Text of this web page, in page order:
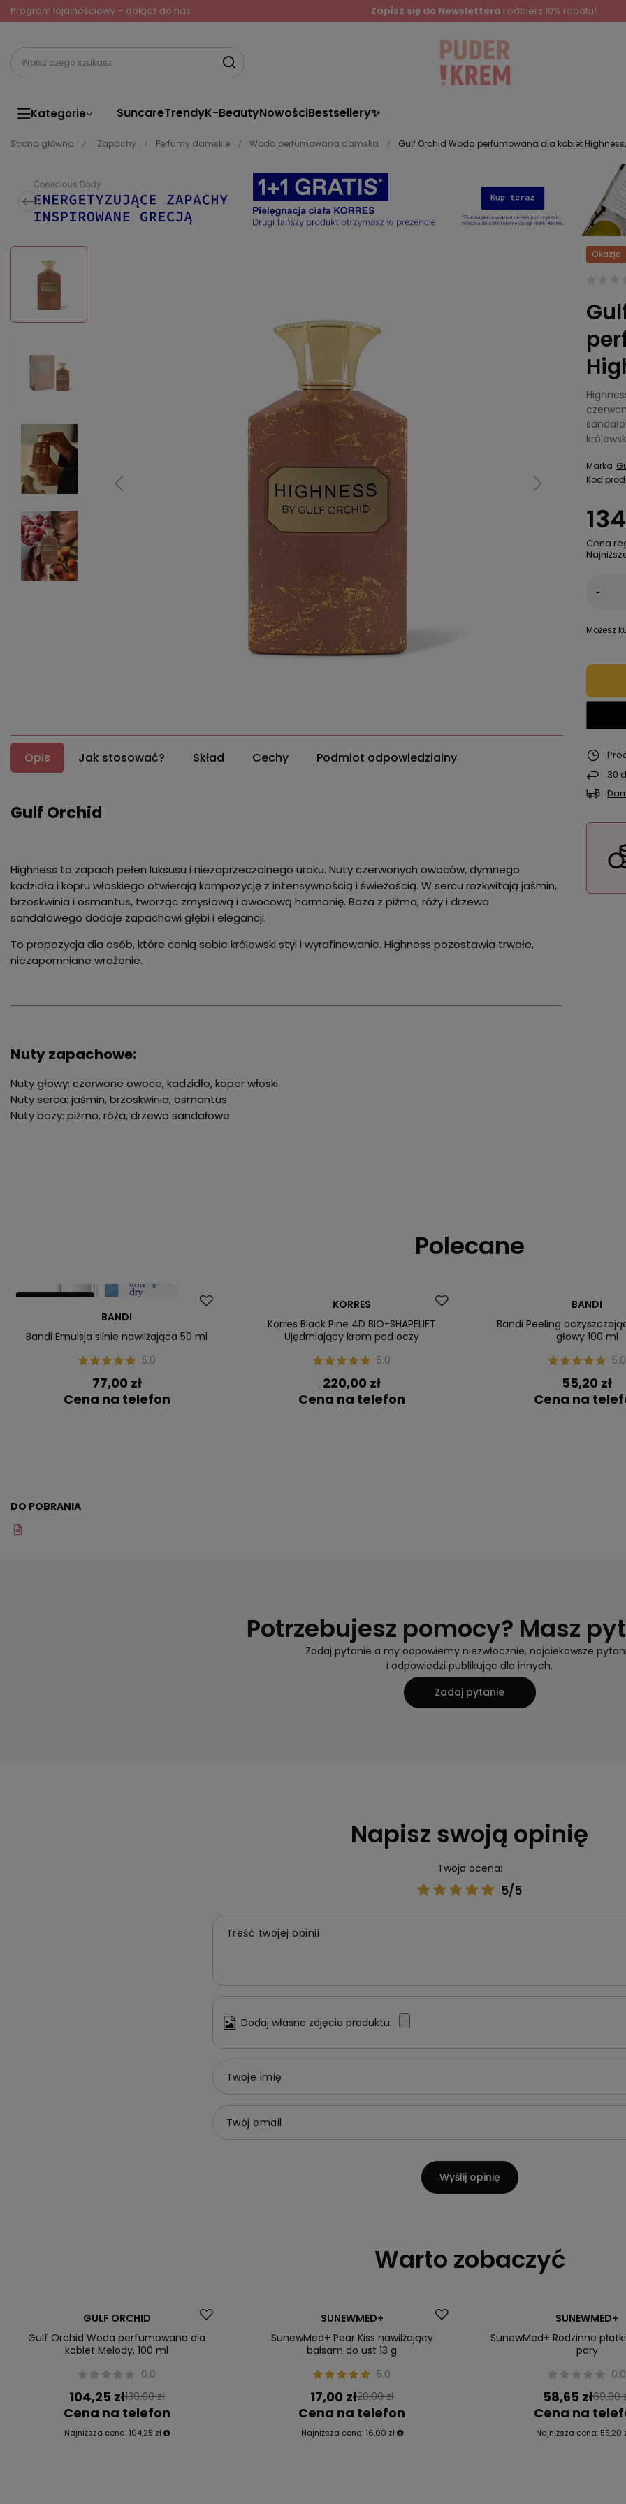
Program lojalnościowy – dołącz do nas Zapisz się do Newslettera i odbierz 10% rabatu!
Kategorie SuncareTrendyK-BeautyNowościBestsellery✨
Strona główna Zapachy Perfumy damskie Woda perfumowana damska Gulf Orchid Woda perfumowana dla kobiet Highness,
Opis Jak stosować? Skład Cechy Podmiot odpowiedzialny
Gulf Orchid
Highness to zapach pełen luksusu i niezaprzeczalnego uroku. Nuty czerwonych owoców, dymnego
kadzidła i kopru włoskiego otwierają kompozycję z intensywnością i świeżością. W sercu rozkwitają jaśmin,
brzoskwinia i osmantus, tworząc zmysłową i owocową harmonię. Baza z piżma, róży i drzewa
sandałowego dodaje zapachowi głębi i elegancji.
To propozycja dla osób, które cenią sobie królewski styl i wyrafinowanie. Highness pozostawia trwałe,
niezapomniane wrażenie.
Nuty zapachowe:
Nuty głowy: czerwone owoce, kadzidło, koper włoski.
Nuty serca: jaśmin, brzoskwinia, osmantus
Nuty bazy: piżmo, róża, drzewo sandałowe
Okazja
Marka
Kod
Cena
-
Możesz
30
Polecane
Nasz bestseller
BANDI
Bandi Emulsja silnie nawilżająca 50 ml
5.0
77,00 zł
Cena na telefon
KORRES
Korres Black Pine 4D BIO-SHAPELIFT
Ujędrniający krem pod oczy
5.0
220,00 zł
Cena na telefon
BANDI
Bandi Peeling
głowy 100 ml
5.0
55,20 zł
Cena na
DO POBRANIA
Potrzebujesz pomocy? Masz
Zadaj pytanie a my odpowiemy niezwłocznie, najciekawsze
i odpowiedzi publikując dla innych.
Zadaj pytanie
Napisz swoją opinię
Twoja ocena:
5/5
Treść twojej opinii
Dodaj własne zdjęcie produktu:
Twoje imię
Twój email
Wyślij opinię
Warto zobaczyć
GULF ORCHID
Gulf Orchid Woda perfumowana dla
kobiet Melody, 100 ml
0.0
104,25 zł139,00 zł
Cena na telefon
Najniższa cena: 104,25 zł
SUNEWMED+
SunewMed+ Pear Kiss nawilżający
balsam do ust 13 g
5.0
17,00 zł20,00 zł
Cena na telefon
Najniższa cena: 16,00 zł
SUNEWMED+
SunewMed+ Rodzinne
pary
0.0
58,65 zł69,00
Cena na
Najniższa cena: 55,20